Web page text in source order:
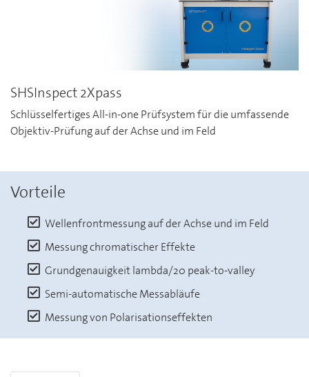
SHSInspect 2Xpass
Schlüsselfertiges All-in-one Prüfsystem für die umfassende
Objektiv-Prüfung auf der Achse und im Feld
Vorteile
Wellenfrontmessung auf der Achse und im Feld
Messung chromatischer Effekte
Grundgenauigkeit lambda/20 peak-to-valley
Semi-automatische Messabläufe
Messung von Polarisationseffekten